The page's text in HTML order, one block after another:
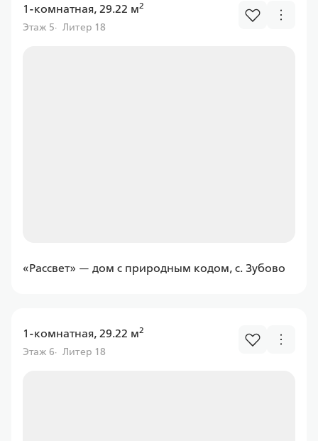
Программа
Семейная
Россельхоз банк
1-комнатная, 29.22 м2
Этаж 5 Литер 18
«Рассвет» — дом с природным кодом, с. Зубово
1-комнатная, 29.22 м2
Этаж 6 Литер 18